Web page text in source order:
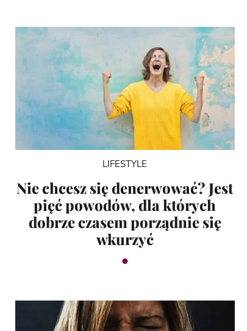
LIFESTYLE
Nie chcesz się denerwować? Jest
pięć powodów, dla których
dobrze czasem porządnie się
wkurzyć